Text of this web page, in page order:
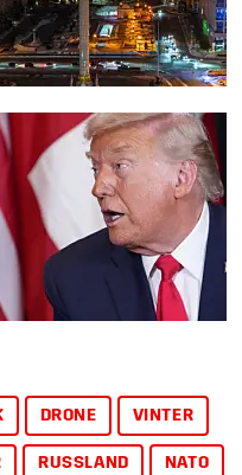
DRONE VINTER
RUSSLAND NATO